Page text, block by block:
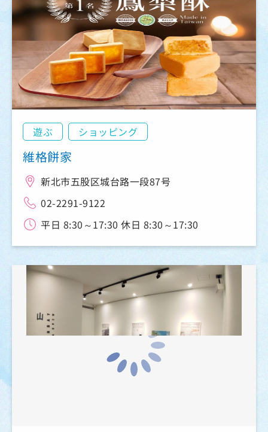
遊ぶ ショッピング
維格餅家
新北市五股区城台路一段87号
02-2291-9122
平日 8:30～17:30 休日 8:30～17:30